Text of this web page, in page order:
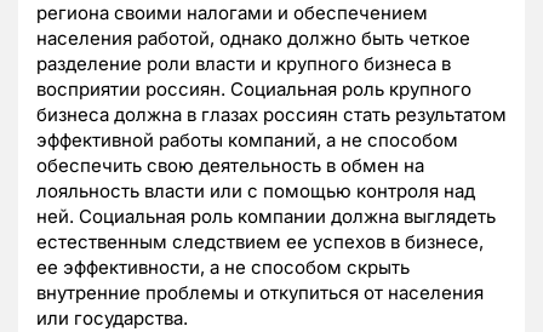
региона своими налогами и обеспечением
населения работой, однако должно быть четкое
разделение роли власти и крупного бизнеса в
восприятии россиян. Социальная роль крупного
бизнеса должна в глазах россиян стать результатом
эффективной работы компаний, а не способом
обеспечить свою деятельность в обмен на
лояльность власти или с помощью контроля над
ней. Социальная роль компании должна выглядеть
естественным следствием ее успехов в бизнесе,
ее эффективности, а не способом скрыть
внутренние проблемы и откупиться от населения
или государства.